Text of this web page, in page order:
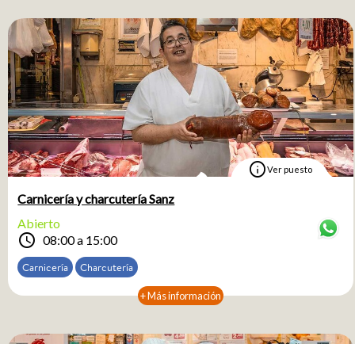
infoVer puesto
Carnicería y charcutería Sanz
Abierto
schedule 08:00 a 15:00
Carnicería Charcutería
+ Más información